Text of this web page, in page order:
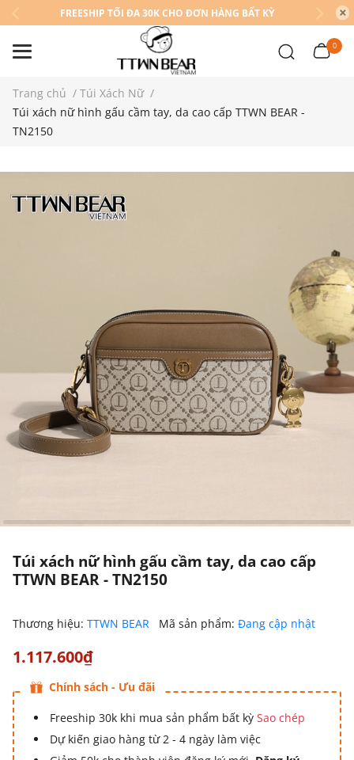
FREESHIP TỐI ĐA 30K CHO ĐƠN HÀNG BẤT KỲ
0
Trang chủ / Túi Xách Nữ /
Túi xách nữ hình gấu cầm tay, da cao cấp TTWN BEAR -
TN2150
Túi xách nữ hình gấu cầm tay, da cao cấp
TTWN BEAR - TN2150
Thương hiệu: TTWN BEAR Mã sản phẩm: Đang cập nhật
1.117.600₫
Chính sách - Ưu đãi
Freeship 30k khi mua sản phẩm bất kỳ Sao chép
Dự kiến giao hàng từ 2 - 4 ngày làm việc